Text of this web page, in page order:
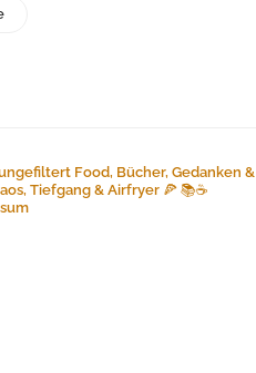
Food, Bücher, Gedanken &
Tiefgang & Airfryer 🍕 📚☕️